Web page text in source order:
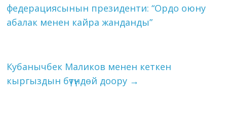
түбөлүктүүлүктүн
караанындай болгон
k p s
Li
n
федерациясынын президенти: “Ордо оюну
абалак менен кайра жанданды”
Кубанычбек Маликов менен кеткен
кыргыздын бүтүндөй доору →